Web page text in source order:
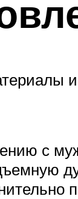
и
с